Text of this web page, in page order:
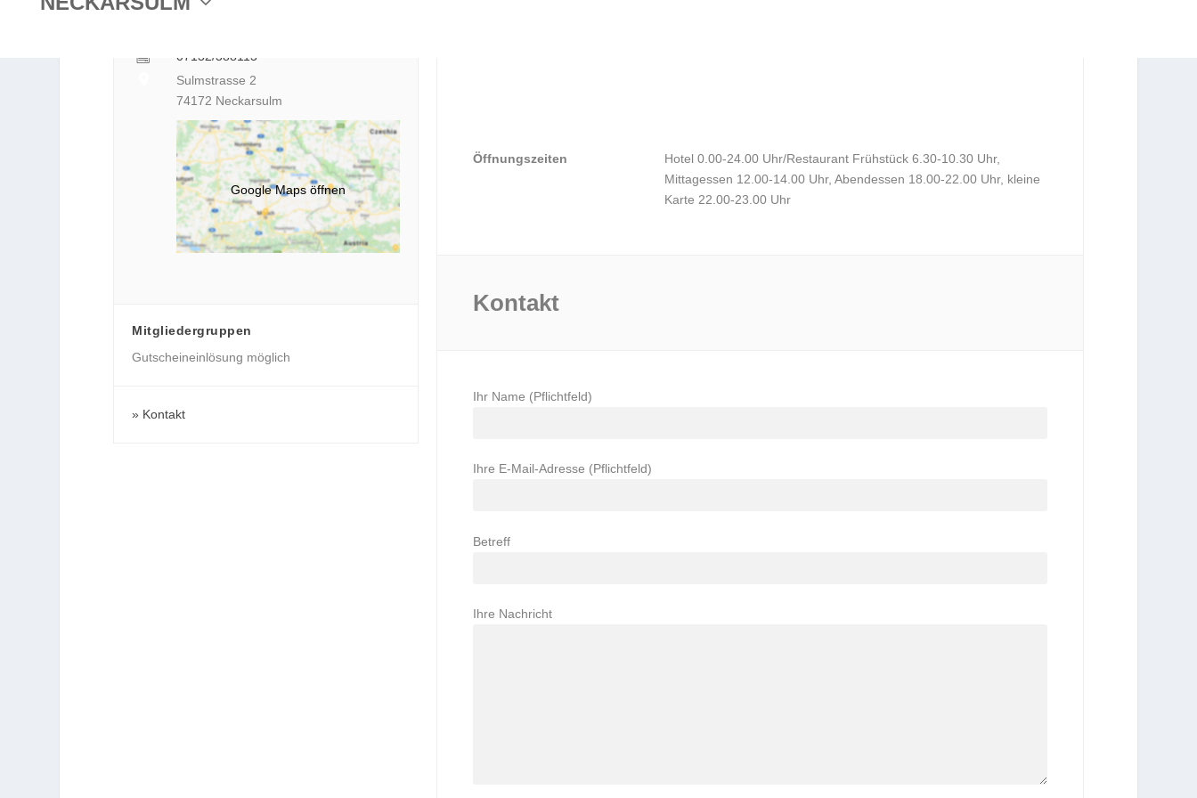
http://www.nestor-hotels.de
07132/388113
Sulmstrasse 2
74172 Neckarsulm
Google Maps öffnen
Mitgliedergruppen
Gutscheineinlösung möglich
Kontakt
Öffnungszeiten
Hotel 0.00-24.00 Uhr/Restaurant Frühstück 6.30-10.30 Uhr,
Mittagessen 12.00-14.00 Uhr, Abendessen 18.00-22.00 Uhr, kleine
Karte 22.00-23.00 Uhr
Kontakt
Ihr Name (Pflichtfeld)
Ihre E-Mail-Adresse (Pflichtfeld)
Betreff
Ihre Nachricht